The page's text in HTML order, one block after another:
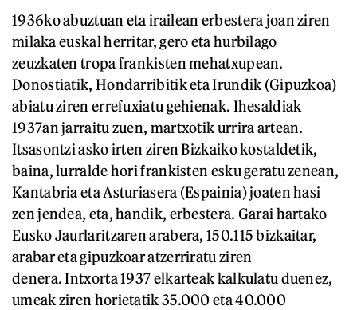
1936ko abuztuan eta irailean erbestera joan ziren
milaka euskal herritar, gero eta hurbilago
zeuzkaten tropa frankisten mehatxupean.
Donostiatik, Hondarribitik eta Irundik (Gipuzkoa)
abiatu ziren errefuxiatu gehienak. Ihesaldiak
1937an jarraitu zuen, martxotik urrira artean.
Itsasontzi asko irten ziren Bizkaiko kostaldetik,
baina, lurralde hori frankisten esku geratu zenean,
Kantabria eta Asturiasera (Espainia) joaten hasi
zen jendea, eta, handik, erbestera. Garai hartako
Eusko Jaurlaritzaren arabera, 150.115 bizkaitar,
arabar eta gipuzkoar atzerriratu ziren
denera. Intxorta 1937 elkarteak kalkulatu duenez,
umeak ziren horietatik 35.000 eta 40.000